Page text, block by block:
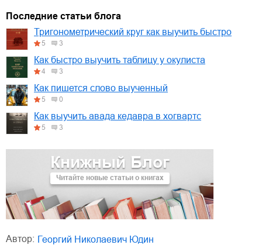
Книжный Блог
Читайте новые статьи о книгах
Последние статьи блога
Тригонометрический круг как выучить быстро
5 3
Как быстро выучить таблицу у окулиста
4 3
Как пишется слово выученный
5 0
Как выучить авада кедавра в хогвартс
5 3
Автор:
Георгий Николаевич Юдин